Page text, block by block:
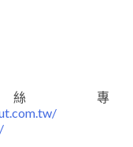
絲專